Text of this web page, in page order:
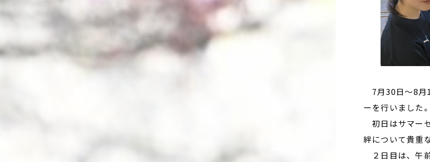
7月30日～8月
ーを行いました。
初日はサマー
絆について貴重
２日目は、午